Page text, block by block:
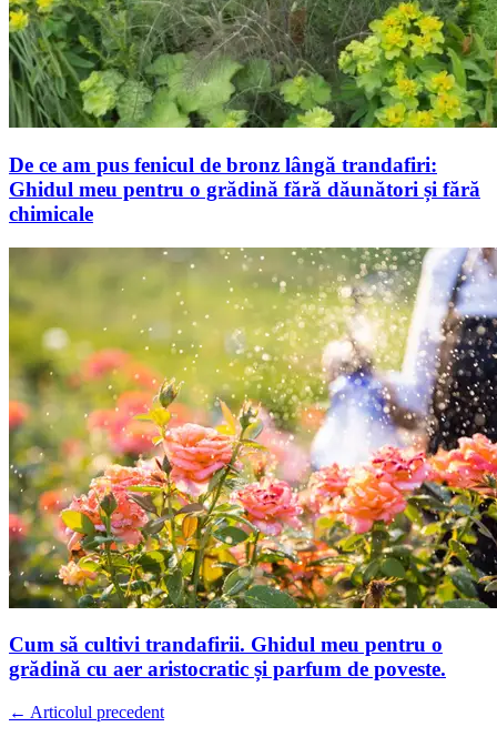
De ce am pus fenicul de bronz lângă trandafiri:
Ghidul meu pentru o grădină fără dăunători și fără
chimicale
Cum să cultivi trandafirii. Ghidul meu pentru o
grădină cu aer aristocratic și parfum de poveste.
← Articolul precedent